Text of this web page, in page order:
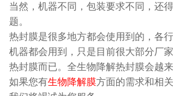
当然，机器不同，包装要求不同，还
题。
热封膜是很多地方都会使用到的，各
机器都会用到，只是目前很大部分厂
热封膜而已。全生物降解热封膜会越
如果您有生物降解膜方面的需求和相